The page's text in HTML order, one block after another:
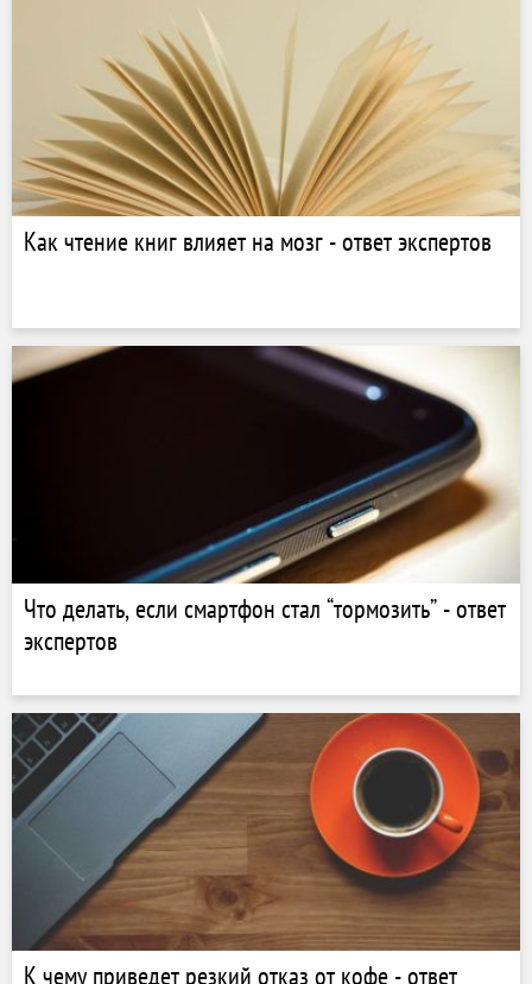
Как чтение книг влияет на мозг - ответ экспертов
Что делать, если смартфон стал “тормозить” - ответ
экспертов
К чему приведет резкий отказ от кофе - ответ